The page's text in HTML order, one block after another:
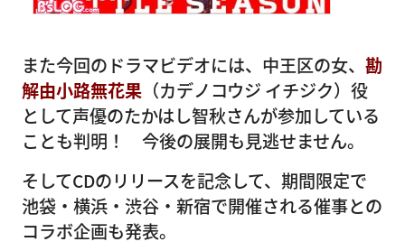
また今回のドラマビデオには、中王区の女、 勘
解由小路無花果 （カデノコウジ イチジク）役
として声優のたかはし智秋さんが参加している
ことも判明！ 今後の展開も見逃せません。
そしてCDのリリースを記念して、期間限定で
池袋・横浜・渋谷・新宿で開催される催事との
コラボ企画も発表。